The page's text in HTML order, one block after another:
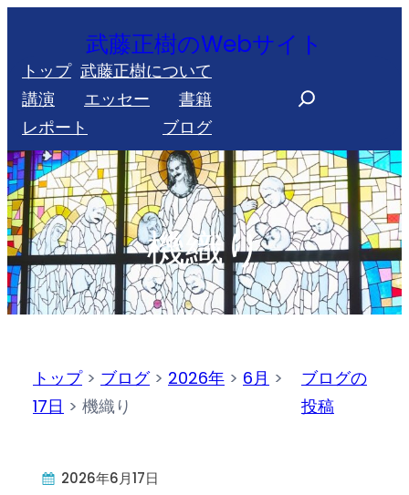
を
ス
キ
ッ
プ
武藤正樹のWebサイト
トップ 武藤正樹について
講演
エッセー
書籍
レポート
ブログ
r
c
h
機織り
トップ> ブログ> 2026年 > 6月 >
17日 > 機織り
ブログの
投稿
2026年6月17日